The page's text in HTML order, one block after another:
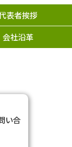
表者挨拶
会社沿革
い合